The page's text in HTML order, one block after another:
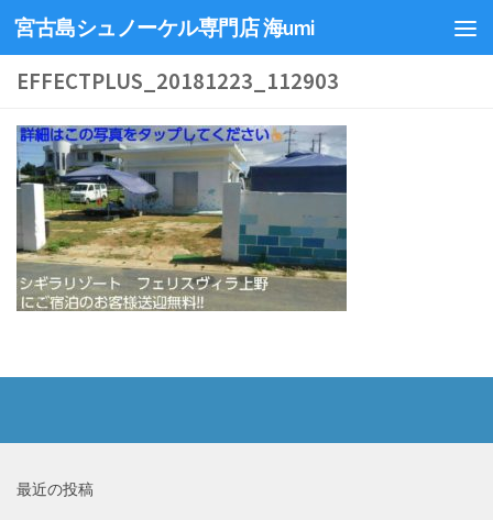
宮古島シュノーケル専門店 海umi
EFFECTPLUS_20181223_112903
最近の投稿